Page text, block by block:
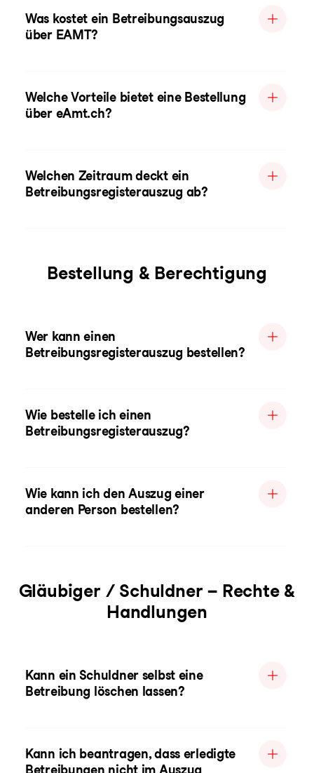
Was kostet ein Betreibungsauszug
über EAMT?
Welche Vorteile bietet eine Bestellung
über eAmt.ch?
Welchen Zeitraum deckt ein
Betreibungsregisterauszug ab?
Bestellung & Berechtigung
Wer kann einen
Betreibungsregisterauszug bestellen?
Wie bestelle ich einen
Betreibungsregisterauszug?
Wie kann ich den Auszug einer
anderen Person bestellen?
Gläubiger / Schuldner – Rechte &
Handlungen
Kann ein Schuldner selbst eine
Betreibung löschen lassen?
Kann ich beantragen, dass erledigte
Betreibungen nicht im Auszug